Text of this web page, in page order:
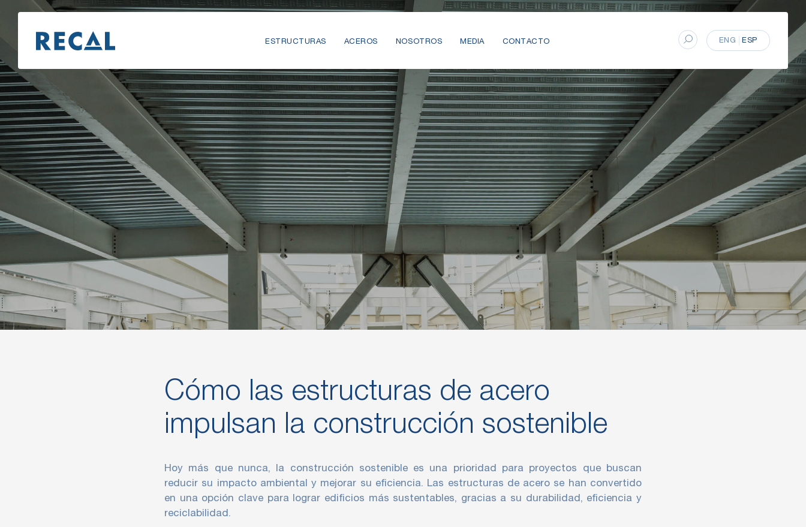
ESTRUCTURAS ACEROS NOSOTROS MEDIA CONTACTO ENG ESP
Cómo las estructuras de acero
impulsan la construcción sostenible
Hoy más que nunca, la construcción sostenible es una prioridad para proyectos que buscan
reducir su impacto ambiental y mejorar su eficiencia. Las estructuras de acero se han convertido
en una opción clave para lograr edificios más sustentables, gracias a su durabilidad, eficiencia y
reciclabilidad.